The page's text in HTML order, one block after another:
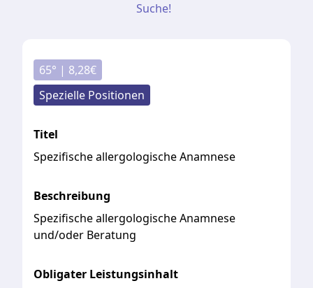
Suche!
65° | 8,28€
Spezielle Positionen
Titel
Spezifische allergologische Anamnese
Beschreibung
SpezifischeallergologischeAnamnese
und/oder Beratung
Obligater Leistungsinhalt